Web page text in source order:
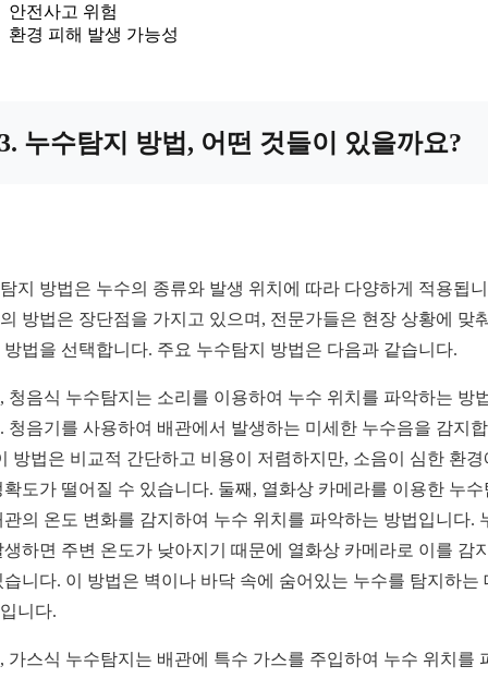
안전사고 위험
환경 피해 발생 가능성
누수탐지 방법, 어떤 것들이 있을까요?
지 방법은 누수의 종류와 발생 위치에 따라 다양하게 적용됩
방법은 장단점을 가지고 있으며, 전문가들은 현장 상황에 맞
방법을 선택합니다. 주요 누수탐지 방법은 다음과 같습니다.
청음식 누수탐지는 소리를 이용하여 누수 위치를 파악하는 방
청음기를 사용하여 배관에서 발생하는 미세한 누수음을 감지
방법은 비교적 간단하고 비용이 저렴하지만, 소음이 심한 환경
확도가 떨어질 수 있습니다. 둘째, 열화상 카메라를 이용한 누수
관의 온도 변화를 감지하여 누수 위치를 파악하는 방법입니다.
생하면 주변 온도가 낮아지기 때문에 열화상 카메라로 이를 감
습니다. 이 방법은 벽이나 바닥 속에 숨어있는 누수를 탐지하는
니다.
가스식 누수탐지는 배관에 특수 가스를 주입하여 누수 위치를